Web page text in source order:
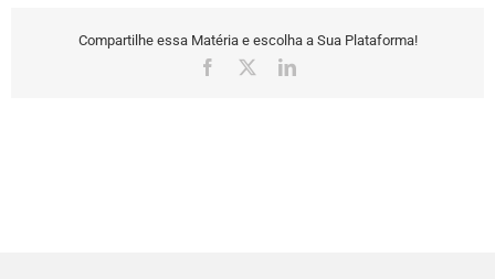
Compartilhe essa Matéria e escolha a Sua Plataforma!
Facebook LinkedIn